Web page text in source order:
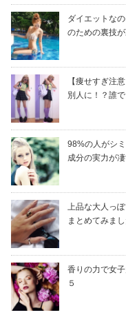
ダイエットな
のための裏技
【痩せすぎ注
別人に！？誰
98%の人がシ
成分の実力が凄
上品な大人っ
まとめてみま
香りの力で女
５